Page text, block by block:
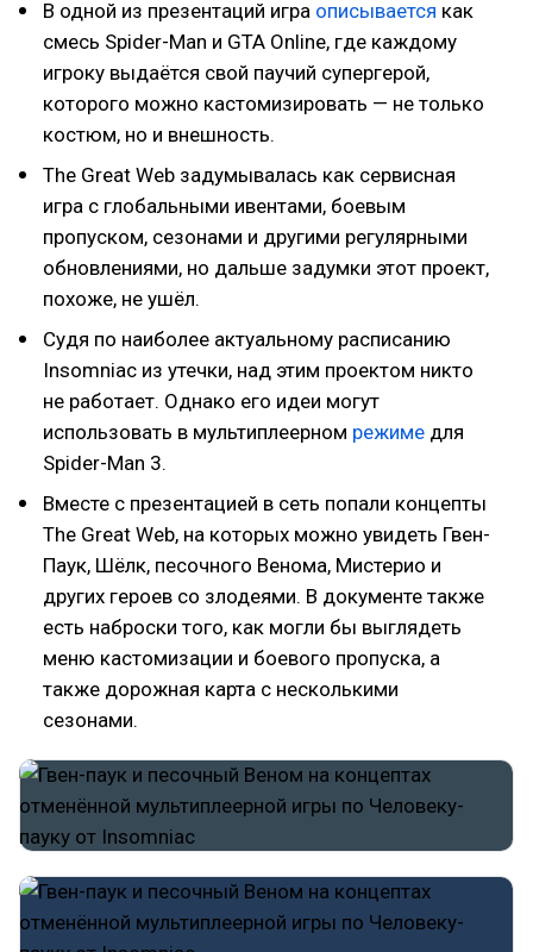
В одной из презентаций игра описывается как
смесь Spider-Man и GTA Online, где каждому
игроку выдаётся свой паучий супергерой,
которого можно кастомизировать — не только
костюм, но и внешность.
The Great Web задумывалась как сервисная
игра с глобальными ивентами, боевым
пропуском, сезонами и другими регулярными
обновлениями, но дальше задумки этот проект,
похоже, не ушёл.
Судя по наиболее актуальному расписанию
Insomniac из утечки, над этим проектом никто
не работает. Однако его идеи могут
использовать в мультиплеерном режиме для
Spider-Man 3.
Вместе с презентацией в сеть попали концепты
The Great Web, на которых можно увидеть Гвен-
Паук, Шёлк, песочного Венома, Мистерио и
других героев со злодеями. В документе также
есть наброски того, как могли бы выглядеть
меню кастомизации и боевого пропуска, а
также дорожная карта с несколькими
сезонами.